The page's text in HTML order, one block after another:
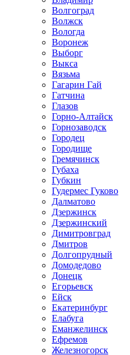
Волгоград
Волжск
Вологда
Воронеж
Выборг
Выкса
Вязьма
Гагарин Гай
Гатчина
Глазов
Горно-Алтайск
Горнозаводск
Городец
Городище
Гремячинск
Губаха
Губкин
Гудермес Гуково
Далматово
Дзержинск
Дзержинский
Димитровград
Дмитров
Долгопрудный
Домодедово
Донецк
Егорьевск
Ейск
Екатеринбург
Елабуга
Еманжелинск
Ефремов
Железногорск